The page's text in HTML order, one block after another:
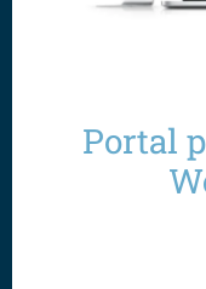
Portal